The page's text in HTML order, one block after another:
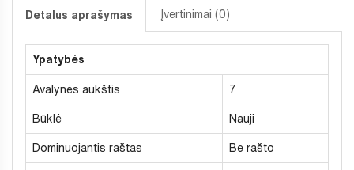
Detalus aprašymas Įvertinimai (0)
Ypatybės
Avalynės aukštis 7
Būklė Nauji
Dominuojantis raštas Be rašto